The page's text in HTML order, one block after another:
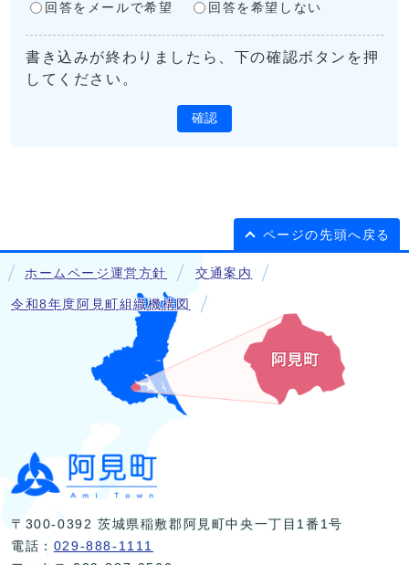
回答をメールで希望 回答を希望しない
書き込みが終わりましたら、下の確認ボタンを押
してください。
確認
ページの先頭へ戻る
ホームページ運営方針 交通案内
令和8年度阿見町組織機構図
〒300-0392 茨城県稲敷郡阿見町中央一丁目1番1号
電話： 029-888-1111